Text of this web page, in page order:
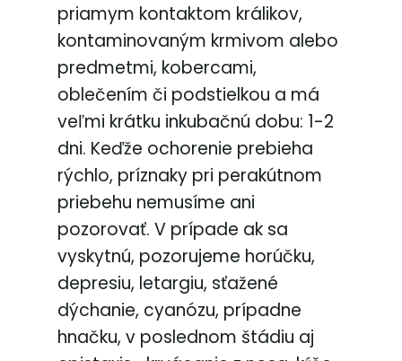
priamym kontaktom králikov,
kontaminovaným krmivom alebo
predmetmi, kobercami,
oblečením či podstielkou a má
veľmi krátku inkubačnú dobu: 1-2
dni. Keďže ochorenie prebieha
rýchlo, príznaky pri perakútnom
priebehu nemusíme ani
pozorovať. V prípade ak sa
vyskytnú, pozorujeme horúčku,
depresiu, letargiu, sťažené
dýchanie, cyanózu, prípadne
hnačku, v poslednom štádiu aj